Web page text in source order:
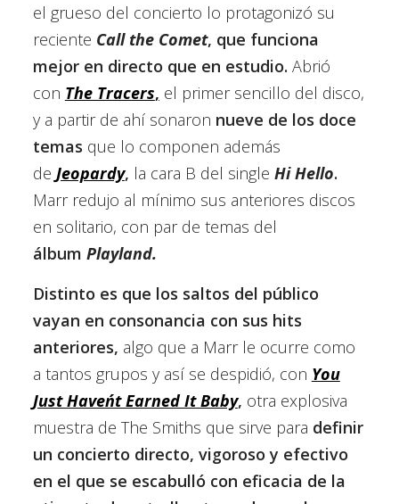
el grueso del concierto lo protagonizó su
reciente Call the Comet, que funciona
mejor en directo que en estudio. Abrió
con The Tracers, el primer sencillo del disco,
y a partir de ahí sonaron nueve de los doce
temas que lo componen además
de Jeopardy, la cara B del single Hi Hello.
Marr redujo al mínimo sus anteriores discos
en solitario, con par de temas del
álbum Playland.
Distinto es que los saltos del público
vayan en consonancia con sus hits
anteriores, algo que a Marr le ocurre como
a tantos grupos y así se despidió, con You
Just Haven´t Earned It Baby, otra explosiva
muestra de The Smiths que sirve para definir
un concierto directo, vigoroso y efectivo
en el que se escabulló con eficacia de la